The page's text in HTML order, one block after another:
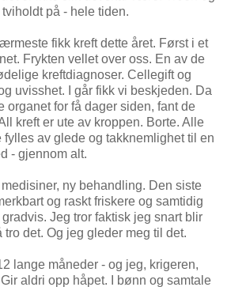
på - hele tiden.
fikk kreft dette året. Først i et
Frykten vellet over oss. En av de
kreftdiagnoser. Cellegift og
uvisshet. I går fikk vi beskjeden. Da
organet for få dager siden, fant de
kreft er ute av kroppen. Borte. Alle
fylles av glede og takknemlighet til en
- gjennom alt.
ny behandling. Den siste
og raskt friskere og samtidig
Jeg tror faktisk jeg snart blir
tro det. Og jeg gleder meg til det.
lange måneder - og jeg, krigeren,
aldri opp håpet. I bønn og samtale